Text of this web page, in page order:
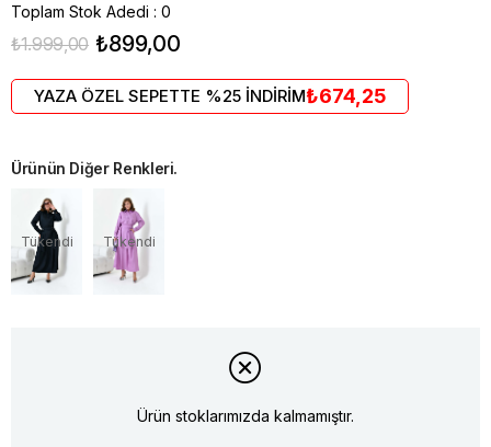
Toplam Stok Adedi : 0
₺1.999,00 ₺899,00
YAZA ÖZEL SEPETTE %25 İNDİRİM₺674,25
Ürünün Diğer Renkleri.
Tükendi Tükendi
Ürün stoklarımızda kalmamıştır.